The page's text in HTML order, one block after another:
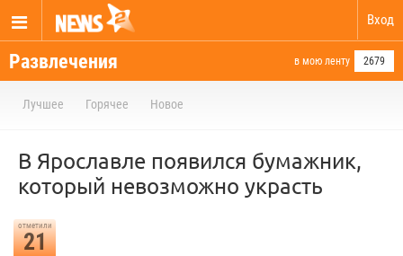
Вход
Развлечения в мою ленту 2679
Лучшее Горячее Новое
В Ярославле появился бумажник,
который невозможно украсть
отметили
21